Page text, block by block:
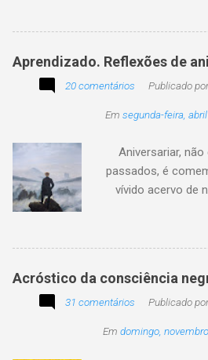
não
é, na verdade, de
Apon, publicado
utilidade de um
de quem o usa. Se
creditado a
Aprendizado. Reflexões de
20 comentários Publicado
Em segunda-feira,
Aniversariar,
passados, é
vívido acervo de
existir. Há quem
e a vida passarem.
apenas passe alheio
com o passar...
Acróstico da consciência
31 comentários Publicado
Em domingo,